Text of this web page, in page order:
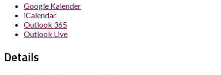
Google Kalender
iCalendar
Outlook 365
Outlook Live
Details